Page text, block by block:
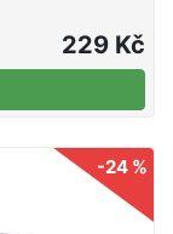
229 Kč
-24 %